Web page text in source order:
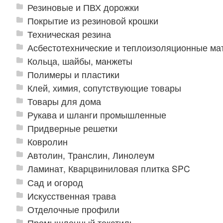
Резиновые и ПВХ дорожки
Покрытие из резиновой крошки
Техническая резина
Асбестотехнические и теплоизоляционные
Кольца, шайбы, манжеты
Полимеры и пластики
Клей, химия, сопутствующие товары
Товары для дома
Рукава и шланги промышленные
Придверные решетки
Ковролин
Автолин, Транслин, Линолеум
Ламинат, Кварцвиниловая плитка SPC
Сад и огород
Искусственная трава
Отделочные профили